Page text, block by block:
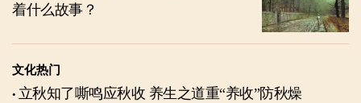
着什么故事？
文化热门
立秋知了嘶鸣应秋收 养生之道重“养收”防秋燥